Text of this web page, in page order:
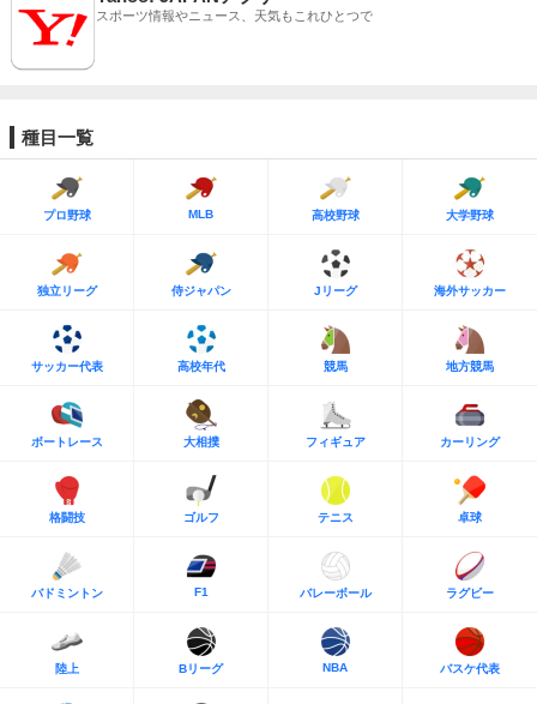
スポーツ情報やニュース、天気もこれひとつで
種目一覧
プロ野球 MLB 高校野球 大学野球
独立リーグ 侍ジャパン Jリーグ 海外サッカー
サッカー代表 高校年代 競馬 地方競馬
ボートレース 大相撲 フィギュア カーリング
格闘技 ゴルフ テニス 卓球
バドミントン F1 バレーボール ラグビー
陸上 Bリーグ NBA バスケ代表